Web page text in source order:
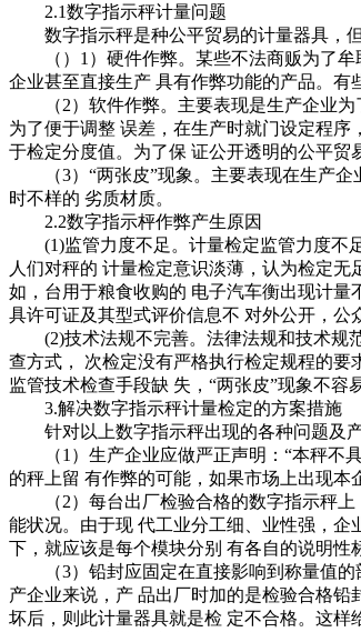
2.1数字指示秤计量问题
数字指示秤是种公平贸易的计量器具，但
（）1）硬件作弊。某些不法商贩为了牟
企业甚至直接生产 具有作弊功能的产品。有
（2）软件作弊。主要表现是生产企业为
为了便于调整 误差，在生产时就门设定程
于检定分度值。为了保 证公开透明的公平贸
（3）“两张皮”现象。主要表现在生产企
时不样的 劣质材质。
2.2数字指示枰作弊产生原因
(1)监管力度不足。计量检定监管力度不足
人们对秤的 计量检定意识淡薄，认为检定
如，台用于粮食收购的 电子汽车衡出现计
具许可证及其型式评价信息不 对外公开，公
(2)技术法规不完善。法律法规和技术规范
查方式， 次检定没有严格执行检定规程的
监管技术检查手段缺 失，“两张皮”现象不容
3.解决数字指示秤计量检定的方案措施
针对以上数字指示秤出现的各种问题及产
（1）生产企业应做严正声明：“本秤不具
的秤上留 有作弊的可能，如果市场上出现本
（2）每台出厂检验合格的数字指示秤上
能状况。由于现 代工业分工细、业性强，
下，就应该是每个模块分别 有各自的说明性
（3）铅封应固定在直接影响到称量值的
产企业来说，产 品出厂时加的是检验合格
坏后，则此计量器具就是检 定不合格。这样